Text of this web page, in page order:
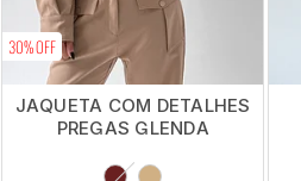
30% OFF
JAQUETA COM DETALHES
PREGAS GLENDA